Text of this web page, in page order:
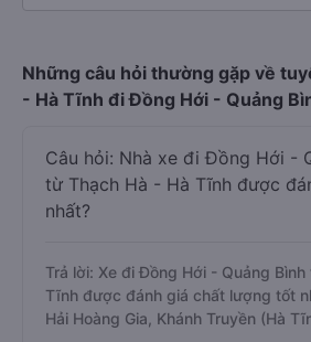
Những câu hỏi thường gặp về
- Hà Tĩnh đi Đồng Hới - Quảng
Câu hỏi: Nhà xe đi Đồng Hới -
từ Thạch Hà - Hà Tĩnh được
nhất?
Trả lời: Xe đi Đồng Hới - Quảng
Tĩnh được đánh giá chất lượng tốt
Hải Hoàng Gia, Khánh Truyền (Hà